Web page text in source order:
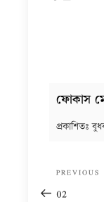
ফোকাস
প্রকাশিতঃ
Previous
Post
PREVIOUS
02